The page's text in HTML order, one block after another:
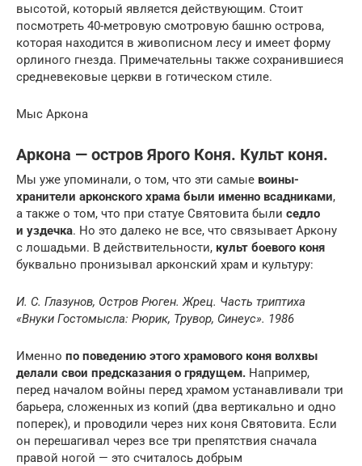
высотой, который является действующим. Стоит
посмотреть 40-метровую смотровую башню острова,
которая находится в живописном лесу и имеет форму
орлиного гнезда. Примечательны также сохранившиеся
средневековые церкви в готическом стиле.
Мыс Аркона
Аркона — остров Ярого Коня. Культ коня.
Мы уже упоминали, о том, что эти самые воины-
хранители арконского храма были именно всадниками,
а также о том, что при статуе Святовита были седло
и уздечка. Но это далеко не все, что связывает Аркону
с лошадьми. В действительности, культ боевого коня
буквально пронизывал арконский храм и культуру:
И. С. Глазунов, Остров Рюген. Жрец. Часть триптиха
«Внуки Гостомысла: Рюрик, Трувор, Синеус». 1986
Именно по поведению этого храмового коня волхвы
делали свои предсказания о грядущем. Например,
перед началом войны перед храмом устанавливали три
барьера, сложенных из копий (два вертикально и одно
поперек), и проводили через них коня Святовита. Если
он перешагивал через все три препятствия сначала
правой ногой — это считалось добрым